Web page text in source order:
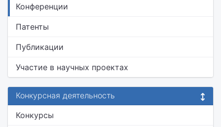
Конференции
Патенты
Публикации
Участие в научных проектах
Конкурсная деятельность
Конкурсы